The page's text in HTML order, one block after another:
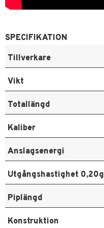
SPECIFIKATION
Tillverkare
Vikt
Totallängd
Kaliber
Anslagsenergi
Utgångshastighet 0,20g
Piplängd
Konstruktion